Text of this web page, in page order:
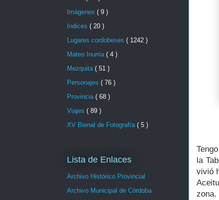
la
vivió
zona.
Imágenes ( 9 )
Indices ( 20 )
Lugares cordobeses ( 1242 )
Mateo Inurria ( 4 )
Mezquita ( 51 )
Personajes ( 76 )
Provincia ( 68 )
Viajes ( 89 )
XV Bienal de Fotografía ( 5 )
Lista de Enlaces
Archivo Histórico Provincial
Archivo Municipal de Córdoba